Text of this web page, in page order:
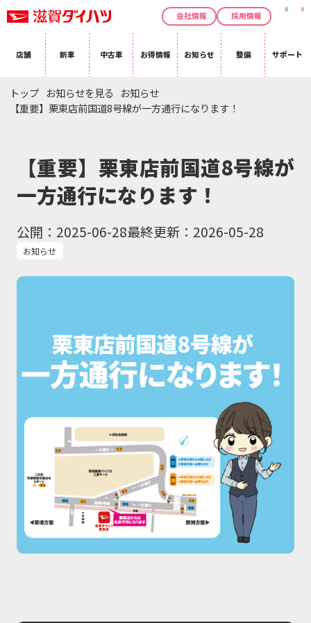
店舗 新車 中古車 お得情報 お知らせ 整備 サポート
会社情報 採用情報
トップ お知らせを見る
お知らせ
【重要】栗東店前国道8号線が一方通行になります！
【重要】栗東店前国道8号線が
一方通行になります！
公開：2025-06-28最終更新：2026-05-28
お知らせ